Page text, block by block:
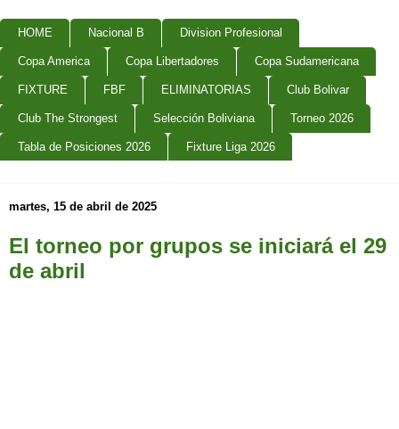
HOME Nacional B Division Profesional
Copa America Copa Libertadores Copa Sudamericana
FIXTURE FBF ELIMINATORIAS Club Bolivar
Club The Strongest Selección Boliviana Torneo 2026
Tabla de Posiciones 2026 Fixture Liga 2026
martes, 15 de abril de 2025
El torneo por grupos se iniciará el 29
de abril